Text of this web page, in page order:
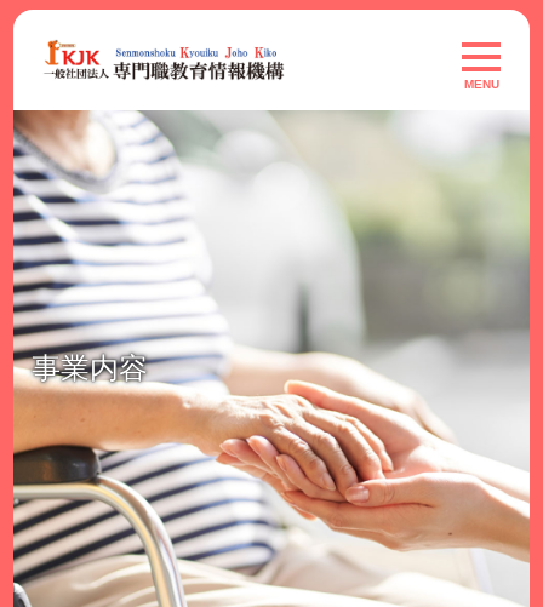
Skip
content
toggle
MENU
事業内容